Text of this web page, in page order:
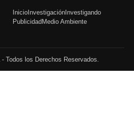
InicioInvestigaciónInvestigando
PublicidadMedio Ambiente
Todos los Derechos Reservados.